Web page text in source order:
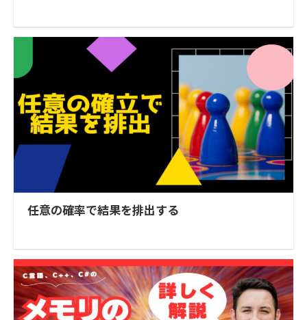
任意の確率で結果を排出する